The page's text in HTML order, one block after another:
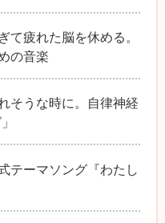
て疲れた脳を休める。
の音楽
そうな時に。自律神経
テーマソング『わたし